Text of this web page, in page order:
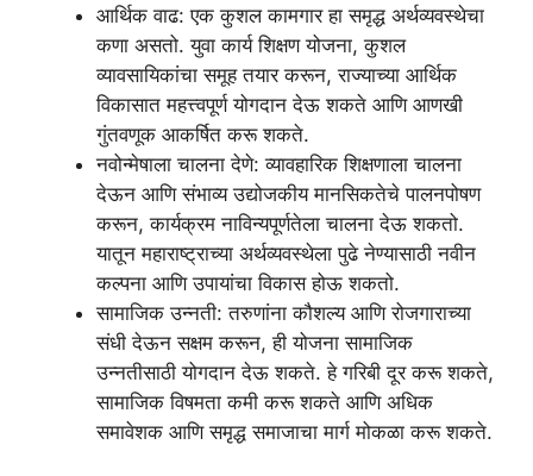
आर्थिक वाढ: एक कुशल कामगार हा समृद्ध अर्थव्यवस्थेचा
कणा असतो. युवा कार्य शिक्षण योजना, कुशल
व्यावसायिकांचा समूह तयार करून, राज्याच्या आर्थिक
विकासात महत्त्वपूर्ण योगदान देऊ शकते आणि आणखी
गुंतवणूक आकर्षित करू शकते.
नवोन्मेषाला चालना देणे: व्यावहारिक शिक्षणाला चालना
देऊन आणि संभाव्य उद्योजकीय मानसिकतेचे पालनपोषण
करून, कार्यक्रम नाविन्यपूर्णतेला चालना देऊ शकतो.
यातून महाराष्ट्राच्या अर्थव्यवस्थेला पुढे नेण्यासाठी नवीन
कल्पना आणि उपायांचा विकास होऊ शकतो.
सामाजिक उन्नती: तरुणांना कौशल्य आणि रोजगाराच्या
संधी देऊन सक्षम करून, ही योजना सामाजिक
उन्नतीसाठी योगदान देऊ शकते. हे गरिबी दूर करू शकते,
सामाजिक विषमता कमी करू शकते आणि अधिक
समावेशक आणि समृद्ध समाजाचा मार्ग मोकळा करू शकते.